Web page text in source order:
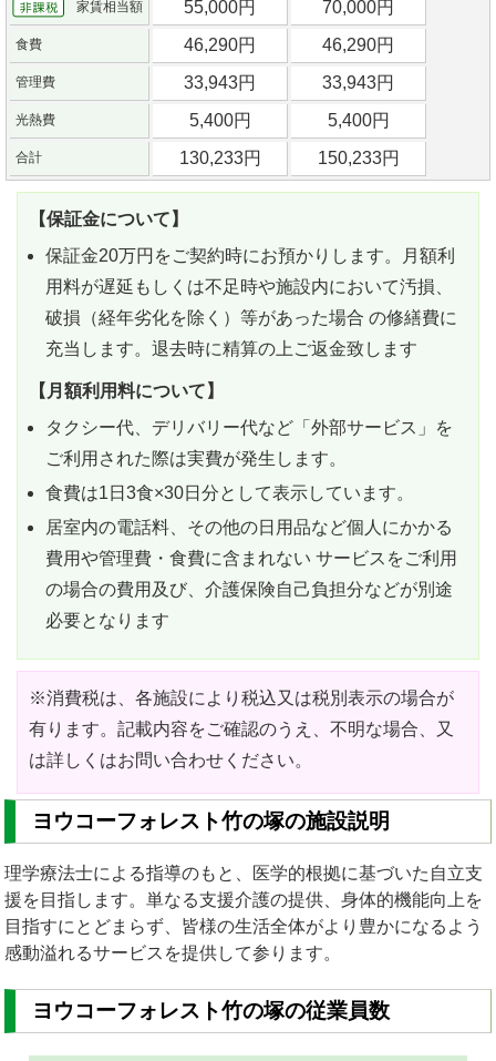
家賃相当額 55,000円 70,000円
食費 46,290円 46,290円
管理費 33,943円 33,943円
光熱費 5,400円 5,400円
合計 130,233円 150,233円
【保証金について】
保証金20万円をご契約時にお預かりします。月額利
用料が遅延もしくは不足時や施設内において汚損、
破損（経年劣化を除く）等があった場合 の修繕費に
充当します。退去時に精算の上ご返金致します
【月額利用料について】
タクシー代、デリバリー代など「外部サービス」を
ご利用された際は実費が発生します。
食費は1日3食×30日分として表示しています。
居室内の電話料、その他の日用品など個人にかかる
費用や管理費・食費に含まれない サービスをご利用
の場合の費用及び、介護保険自己負担分などが別途
必要となります
※消費税は、各施設により税込又は税別表示の場合が
有ります。記載内容をご確認のうえ、不明な場合、又
は詳しくはお問い合わせください。
ヨウコーフォレスト竹の塚の施設説明
理学療法士による指導のもと、医学的根拠に基づいた自立支
援を目指します。単なる支援介護の提供、身体的機能向上を
目指すにとどまらず、皆様の生活全体がより豊かになるよう
感動溢れるサービスを提供して参ります。
ヨウコーフォレスト竹の塚の従業員数